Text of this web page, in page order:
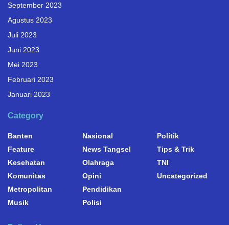
September 2023
Agustus 2023
Juli 2023
Juni 2023
Mei 2023
Februari 2023
Januari 2023
Category
Banten
Feature
Kesehatan
Komunitas
Metropolitan
Musik
Nasional
News Tangsel
Olahraga
Opini
Pendidikan
Polisi
Politik
Tips & Trik
TNI
Uncategorized